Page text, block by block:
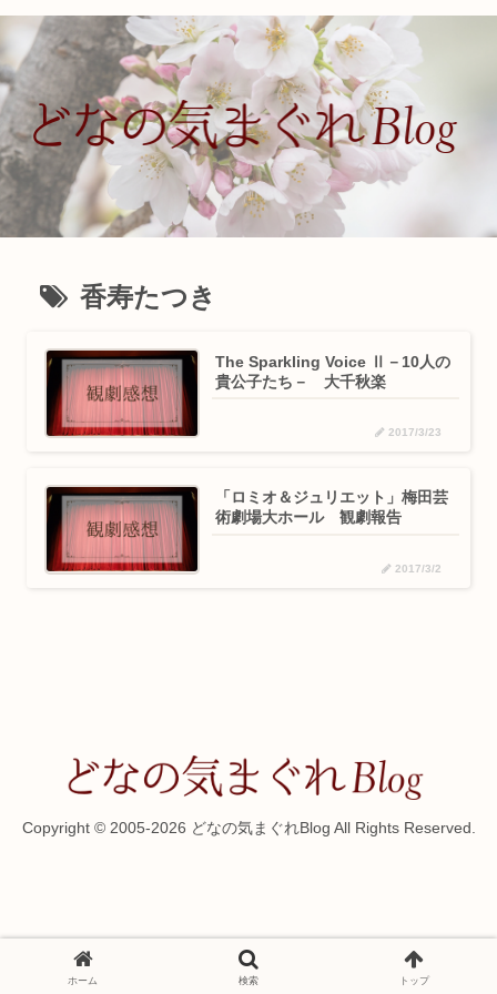
香寿たつき
The Sparkling Voice Ⅱ－10人の
貴公子たち－ 大千秋楽
2017/3/23
「ロミオ＆ジュリエット」梅田芸
術劇場大ホール 観劇報告
2017/3/2
Copyright © 2005-2026 どなの気まぐれBlog All Rights Reserved.
ホーム 検索 トップ